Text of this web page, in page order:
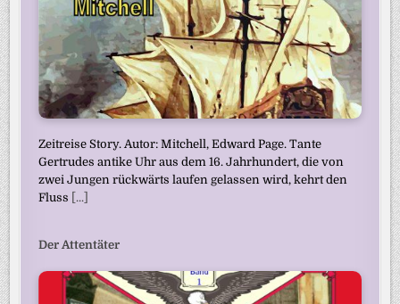
Zeitreise Story. Autor: Mitchell, Edward Page. Tante
Gertrudes antike Uhr aus dem 16. Jahrhundert, die von
zwei Jungen rückwärts laufen gelassen wird, kehrt den
Fluss [...]
Der Attentäter